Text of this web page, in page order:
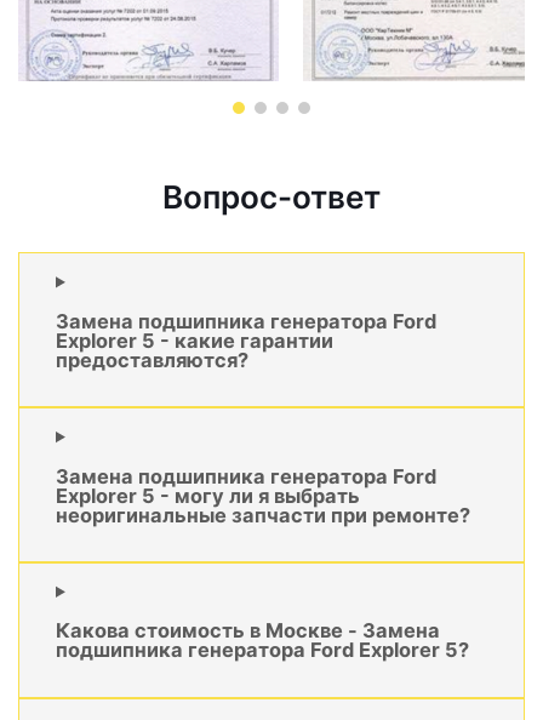
Вопрос-ответ
Замена подшипника генератора Ford
Explorer 5 - какие гарантии
предоставляются?
Замена подшипника генератора Ford
Explorer 5 - могу ли я выбрать
неоригинальные запчасти при ремонте?
Какова стоимость в Москве - Замена
подшипника генератора Ford Explorer 5?